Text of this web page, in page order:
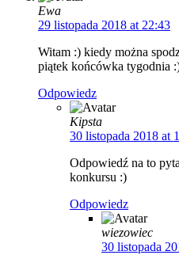
Ewa
29 listopada 2018 at 22:43
Witam :) kiedy można
piątek końcówka tygodnia
Odpowiedz
Kipsta
30 listopada 2018 at
Odpowiedź na to
konkursu :)
Odpowiedz
wiezowiec
30 listopada